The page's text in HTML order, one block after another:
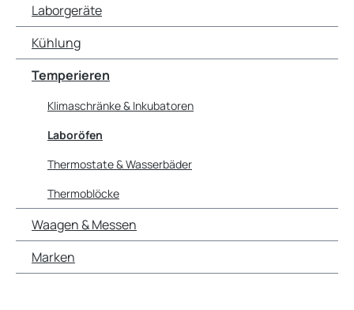
Laborgeräte
Kühlung
Temperieren
Klimaschränke & Inkubatoren
Laboröfen
Thermostate & Wasserbäder
Thermoblöcke
Waagen & Messen
Marken